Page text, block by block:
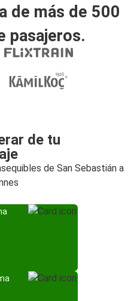
de más de 500
pasajeros.
de tu
de San Sebastián a